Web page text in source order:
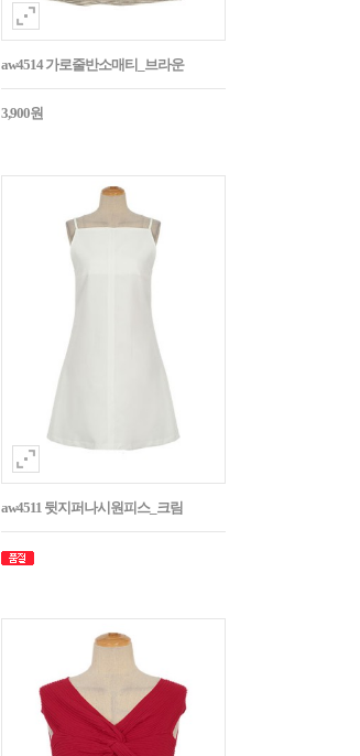
aw4514 가로줄반소매티_브라운
3,900원
aw4511 뒷지퍼나시원피스_크림